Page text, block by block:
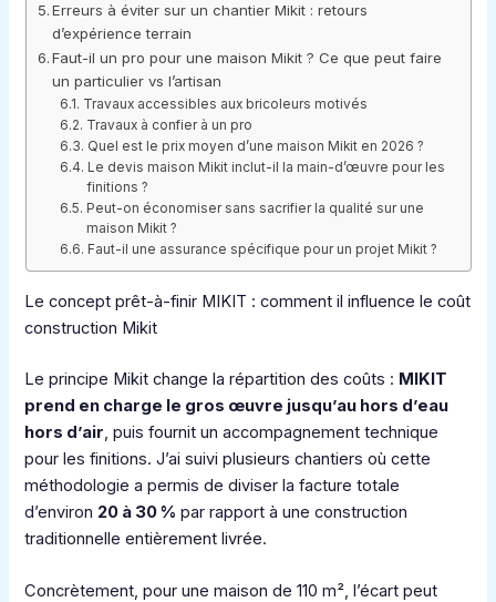
Erreurs à éviter sur un chantier Mikit : retours
d’expérience terrain
Faut-il un pro pour une maison Mikit ? Ce que peut faire
un particulier vs l’artisan
Travaux accessibles aux bricoleurs motivés
Travaux à confier à un pro
Quel est le prix moyen d’une maison Mikit en 2026 ?
Le devis maison Mikit inclut-il la main-d’œuvre pour les
finitions ?
Peut-on économiser sans sacrifier la qualité sur une
maison Mikit ?
Faut-il une assurance spécifique pour un projet Mikit ?
Le concept prêt-à-finir MIKIT : comment il influence le coût
construction Mikit
Le principe Mikit change la répartition des coûts : MIKIT
prend en charge le gros œuvre jusqu’au hors d’eau
hors d’air, puis fournit un accompagnement technique
pour les finitions. J’ai suivi plusieurs chantiers où cette
méthodologie a permis de diviser la facture totale
d’environ 20 à 30 % par rapport à une construction
traditionnelle entièrement livrée.
Concrètement, pour une maison de 110 m², l’écart peut